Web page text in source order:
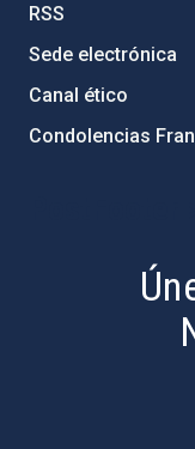
RSS
Sede electrónica
Canal ético
Condolencias